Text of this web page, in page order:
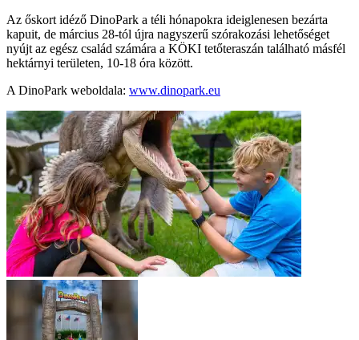
Az őskort idéző DinoPark a téli hónapokra ideiglenesen bezárta
kapuit, de március 28-tól újra nagyszerű szórakozási lehetőséget
nyújt az egész család számára a KÖKI tetőteraszán található másfél
hektárnyi területen, 10-18 óra között.
A DinoPark weboldala: www.dinopark.eu